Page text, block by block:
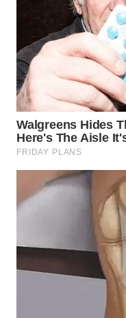
KALTARA
KALSEL
WN
KALTIM
WN
SULSEL
WN